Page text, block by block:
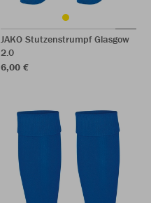
JAKO Stutzenstrumpf Glasgow
2.0
6,00 €